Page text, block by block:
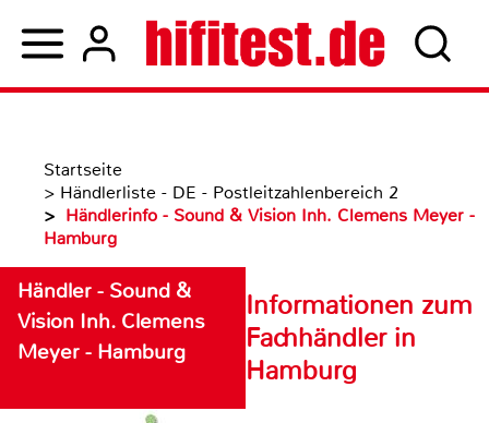
Startseite
> Händlerliste - DE - Postleitzahlenbereich 2
> Händlerinfo - Sound & Vision Inh. Clemens Meyer -
Hamburg
Händler - Sound &
Vision Inh. Clemens
Meyer - Hamburg
Informationen zum
Fachhändler in
Hamburg